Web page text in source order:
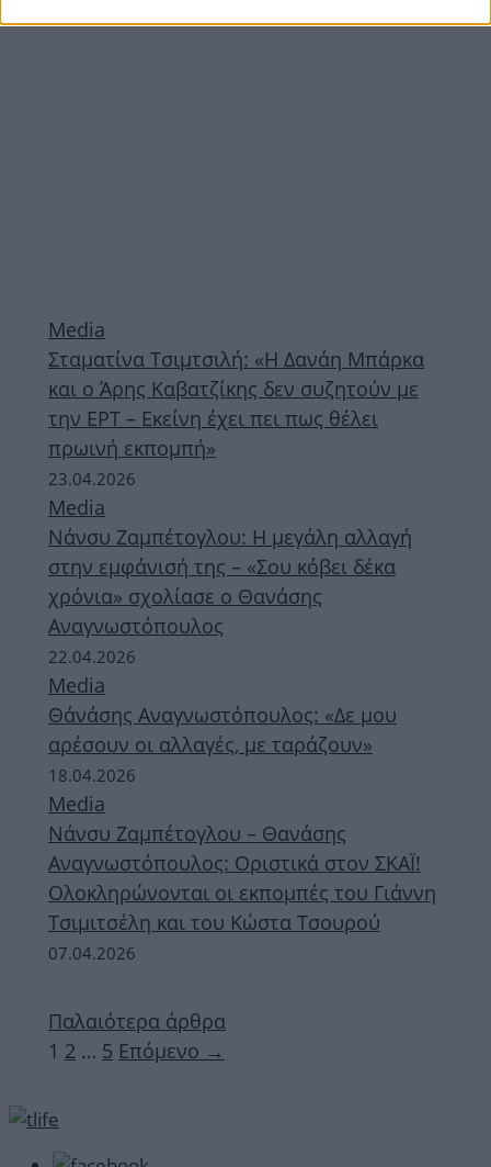
Media
Σταματίνα Τσιμτσιλή: «Η Δανάη Μπάρκα
και ο Άρης Καβατζίκης δεν συζητούν με
την ΕΡΤ – Εκείνη έχει πει πως θέλει
πρωινή εκπομπή»
23.04.2026
Media
Νάνσυ Ζαμπέτογλου: Η μεγάλη αλλαγή
στην εμφάνισή της – «Σου κόβει δέκα
χρόνια» σχολίασε ο Θανάσης
Αναγνωστόπουλος
22.04.2026
Media
Θάνάσης Αναγνωστόπουλος: «Δε μου
αρέσουν οι αλλαγές, με ταράζουν»
18.04.2026
Media
Νάνσυ Ζαμπέτογλου – Θανάσης
Αναγνωστόπουλος: Οριστικά στον ΣΚΑΪ!
Ολοκληρώνονται οι εκπομπές του Γιάννη
Τσιμιτσέλη και του Κώστα Τσουρού
07.04.2026
Παλαιότερα άρθρα
Σελίδα
1 Σελίδα
2 … Σελίδα
5 Επόμενο →